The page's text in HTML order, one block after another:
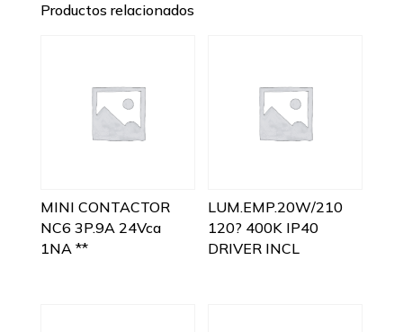
Productos relacionados
MINI CONTACTOR
NC6 3P.9A 24Vca
1NA **
LUM.EMP.20W/210
120? 400K IP40
DRIVER INCL